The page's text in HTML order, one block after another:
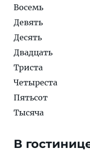
Восемь
Девять
Десять
Двадцать
Триста
Четыреста
Пятьсот
Тысяча
В